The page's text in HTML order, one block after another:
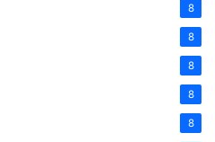
8
8
8
8
8